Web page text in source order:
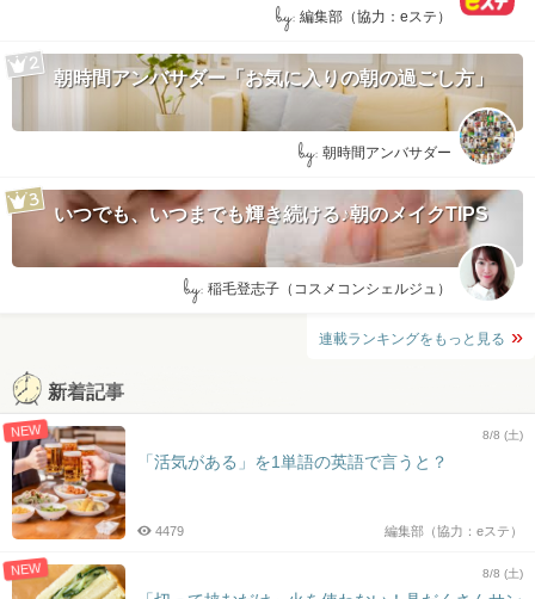
by: 編集部（協力：eステ）
朝時間アンバサダー「お気に入りの朝の過ごし方」
by: 朝時間アンバサダー
いつでも、いつまでも輝き続ける♪朝のメイクTIPS
by: 稲毛登志子（コスメコンシェルジュ）
連載ランキングをもっと見る
新着記事
NEW 8/8 (土)
「活気がある」を1単語の英語で言うと？
編集部（協力：eステ）
4479
NEW 8/8 (土)